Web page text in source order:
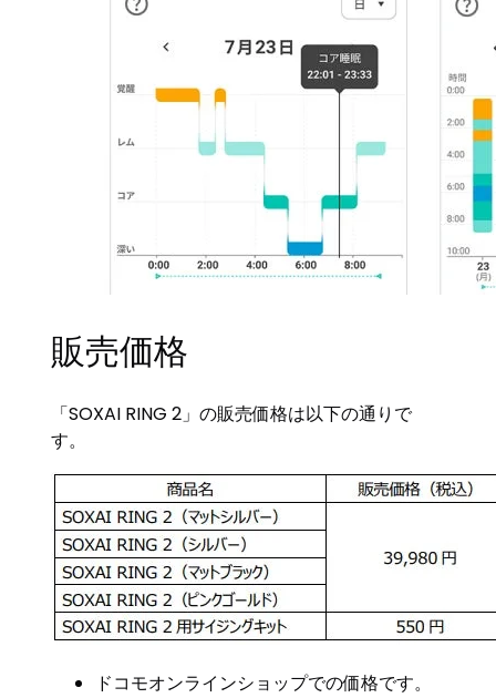
販売価格
「SOXAI RING 2」の販売価格は以下の通りで
す。
ドコモオンラインショップでの価格です。